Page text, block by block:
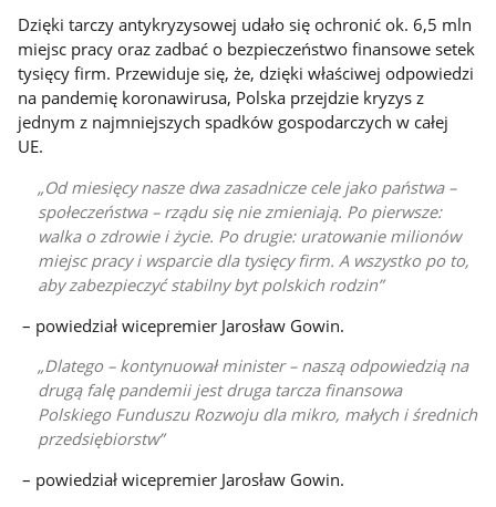
Dzięki tarczy antykryzysowej udało się ochronić ok. 6,5 mln
miejsc pracy oraz zadbać o bezpieczeństwo finansowe setek
tysięcy firm. Przewiduje się, że, dzięki właściwej odpowiedzi
na pandemię koronawirusa, Polska przejdzie kryzys z
jednym z najmniejszych spadków gospodarczych w całej
UE.
Od miesięcy nasze dwa zasadnicze cele jako państwa –
społeczeństwa – rządu się nie zmieniają. Po pierwsze:
walka o zdrowie i życie. Po drugie: uratowanie milionów
miejsc pracy i wsparcie dla tysięcy firm. A wszystko po to,
aby zabezpieczyć stabilny byt polskich rodzin
– powiedział wicepremier Jarosław Gowin.
Dlatego – kontynuował minister – naszą odpowiedzią na
drugą falę pandemii jest druga tarcza finansowa
Polskiego Funduszu Rozwoju dla mikro, małych i średnich
przedsiębiorstw
– powiedział wicepremier Jarosław Gowin.